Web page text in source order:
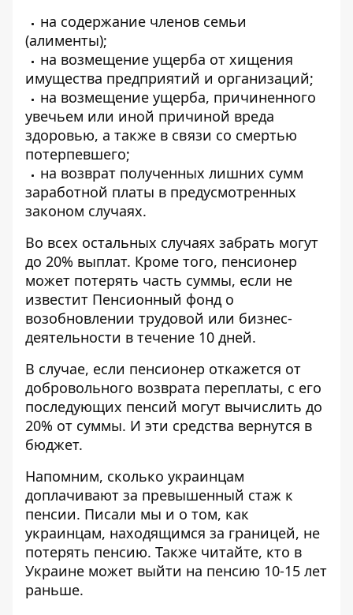
на содержание членов семьи
(алименты);
на возмещение ущерба от хищения
имущества предприятий и организаций;
на возмещение ущерба, причиненного
увечьем или иной причиной вреда
здоровью, а также в связи со смертью
потерпевшего;
на возврат полученных лишних сумм
заработной платы в предусмотренных
законом случаях.
Во всех остальных случаях забрать могут
до 20% выплат. Кроме того, пенсионер
может потерять часть суммы, если не
известит Пенсионный фонд о
возобновлении трудовой или бизнес-
деятельности в течение 10 дней.
В случае, если пенсионер откажется от
добровольного возврата переплаты, с его
последующих пенсий могут вычислить до
20% от суммы. И эти средства вернутся в
бюджет.
Напомним, сколько украинцам
доплачивают за превышенный стаж к
пенсии. Писали мы и о том, как
украинцам, находящимся за границей, не
потерять пенсию. Также читайте, кто в
Украине может выйти на пенсию 10-15 лет
раньше.